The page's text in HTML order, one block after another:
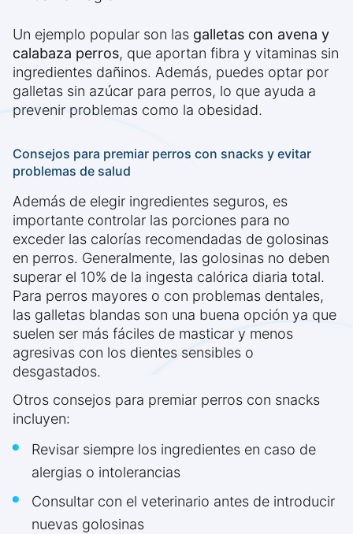
Un ejemplo popular son las galletas con avena y
calabaza perros, que aportan fibra y vitaminas sin
ingredientes dañinos. Además, puedes optar por
galletas sin azúcar para perros, lo que ayuda a
prevenir problemas como la obesidad.
Consejos para premiar perros con snacks y evitar
problemas de salud
Además de elegir ingredientes seguros, es
importante controlar las porciones para no
exceder las calorías recomendadas de golosinas
en perros. Generalmente, las golosinas no deben
superar el 10% de la ingesta calórica diaria total.
Para perros mayores o con problemas dentales,
las galletas blandas son una buena opción ya que
suelen ser más fáciles de masticar y menos
agresivas con los dientes sensibles o
desgastados.
Otros consejos para premiar perros con snacks
incluyen:
Revisar siempre los ingredientes en caso de
alergias o intolerancias
Consultar con el veterinario antes de introducir
nuevas golosinas